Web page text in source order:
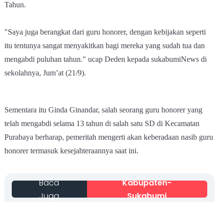
Tahun.
"Saya juga berangkat dari guru honorer, dengan kebijakan seperti
itu tentunya sangat menyakitkan bagi mereka yang sudah tua dan
mengabdi puluhan tahun." ucap Deden kepada sukabumiNews di
sekolahnya, Jum’at (21/9).
Sementara itu Ginda Ginandar, salah seorang guru honorer yang
telah mengabdi selama 13 tahun di salah satu SD di Kecamatan
Purabaya berharap, pemeritah mengerti akan keberadaan nasib guru
honorer termasuk kesejahteraannya saat ini.
Baca
Juga
Kabupaten-
Sukabumi